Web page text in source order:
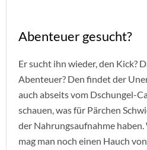
Abenteuer gesucht?
Er sucht ihn wieder, den Kick?
Abenteuer? Den findet der
auch abseits vom Dschungel-
schauen, was für Pärchen
der Nahrungsaufnahme
mag man noch einen Hauch